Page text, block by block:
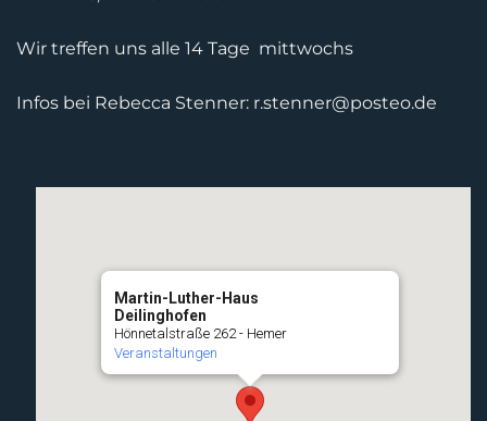
Wir treffen uns alle 14 Tage mittwochs
Infos bei Rebecca Stenner: r.stenner@posteo.de
Martin-Luther-Haus
Deilinghofen
Hönnetalstraße 262 - Hemer
Veranstaltungen